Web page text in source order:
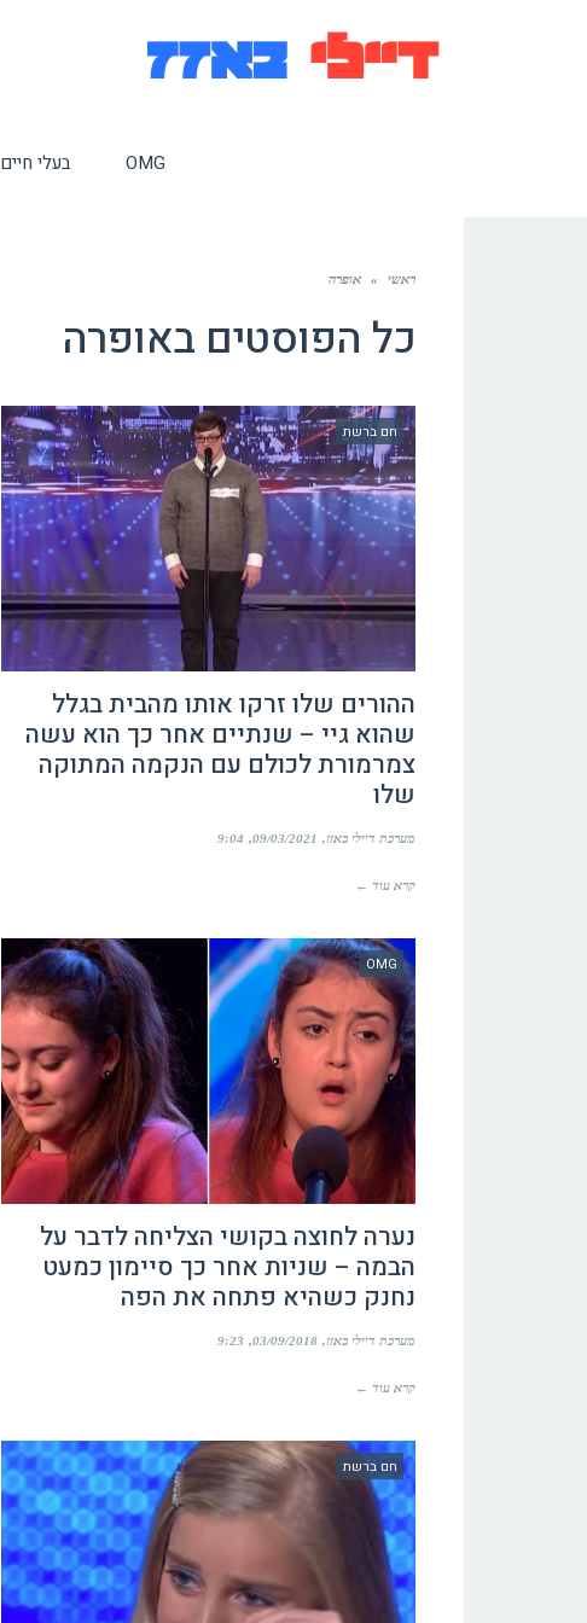
OMG בעלי חיים
ראשי » אופרה
כל הפוסטים באופרה
חם ברשת
ההורים שלו זרקו אותו מהבית בגלל
שהוא גיי – שנתיים אחר כך הוא עשה
צמרמורת לכולם עם הנקמה המתוקה
שלו
מערכת דיילי באזז 09/03/2021
9:04
קרא עוד ←
OMG
נערה לחוצה בקושי הצליחה לדבר על
הבמה – שניות אחר כך סיימון כמעט
נחנק כשהיא פתחה את הפה
מערכת דיילי באזז 03/09/2018
9:23
קרא עוד ←
חם ברשת